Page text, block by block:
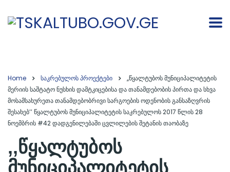
Home საკრებულოს პროექტები
,,წყალტუბოს მუნიციპალიტეტის
მერიის საშტატო ნუსხის დამტკიცებისა და თანამდებობის პირთა და სხვა
მოსამსახურეთა თანამდებობრივი სარგოების ოდენობის განსაზღვრის
შესახებ’’ წყალტუბოს მუნიციპალიტეტის საკრებულოს 2017 წლის 28
ნოემბრის #42 დადგენილებაში ცვლილების შეტანის თაობაზე
,,წყალტუბოს
მუნიციპალიტეტის